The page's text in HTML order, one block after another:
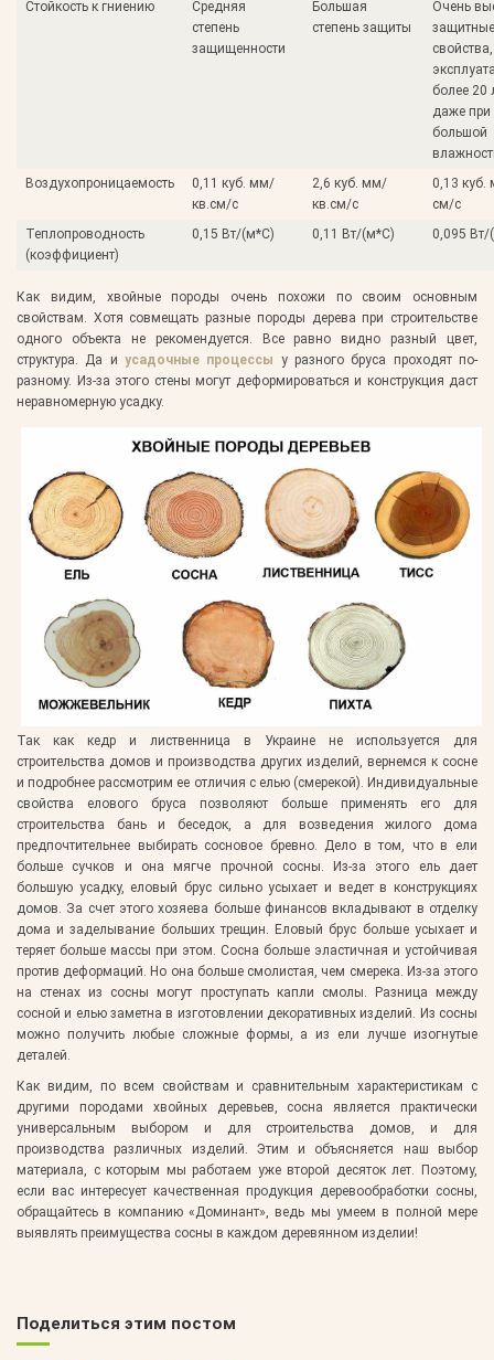
Стойкость к гниению
Средняя
степень
защищенности
Большая
степень защиты
Очень
защитные
более 20
даже при
большой
Воздухопроницаемость
0,11 куб. мм/
кв.см/с
2,6 куб. мм/
кв.см/с
0,13 куб.
см/с
Теплопроводность
(коэффициент)
0,15 Вт/(м*С) 0,11 Вт/(м*С) 0,095
Как видим, хвойные породы очень похожи по своим основным
свойствам. Хотя совмещать разные породы дерева при строительстве
одного объекта не рекомендуется. Все равно видно разный цвет,
структура. Да и усадочные процессы у разного бруса проходят по-
разному. Из-за этого стены могут деформироваться и конструкция даст
неравномерную усадку.
Так как кедр и лиственница в Украине не используется для
строительства домов и производства других изделий, вернемся к сосне
и подробнее рассмотрим ее отличия с елью (смерекой). Индивидуальные
свойства елового бруса позволяют больше применять его для
строительства бань и беседок, а для возведения жилого дома
предпочтительнее выбирать сосновое бревно. Дело в том, что в ели
больше сучков и она мягче прочной сосны. Из-за этого ель дает
большую усадку, еловый брус сильно усыхает и ведет в конструкциях
домов. За счет этого хозяева больше финансов вкладывают в отделку
дома и заделывание больших трещин. Еловый брус больше усыхает и
теряет больше массы при этом. Сосна больше эластичная и устойчивая
против деформаций. Но она больше смолистая, чем смерека. Из-за этого
на стенах из сосны могут проступать капли смолы. Разница между
сосной и елью заметна в изготовлении декоративных изделий. Из сосны
можно получить любые сложные формы, а из ели лучше изогнутые
деталей.
Как видим, по всем свойствам и сравнительным характеристикам с
другими породами хвойных деревьев, сосна является практически
универсальным выбором и для строительства домов, и для
производства различных изделий. Этим и объясняется наш выбор
материала, с которым мы работаем уже второй десяток лет. Поэтому,
если вас интересует качественная продукция деревообработки сосны,
обращайтесь в компанию «Доминант», ведь мы умеем в полной мере
выявлять преимущества сосны в каждом деревянном изделии!
Поделиться этим постом